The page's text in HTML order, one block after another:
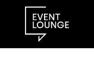
Categories
van een